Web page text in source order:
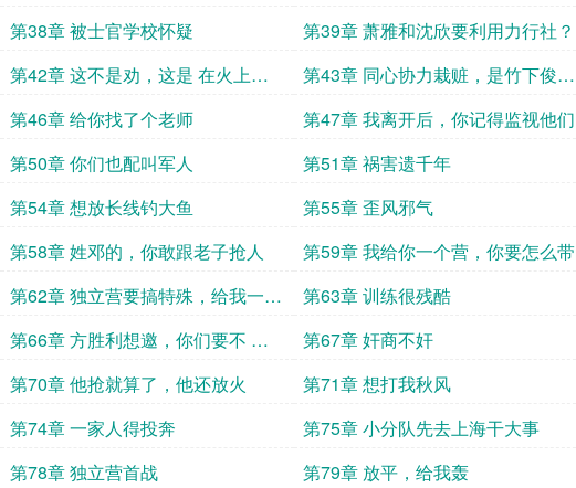
代价的
第38章 被士官学校怀疑 第39章 萧雅和沈欣要利用力行社？
第42章 这不是劝，这是 在火上浇
油
第43章 同心协力栽赃，是竹下俊先
动手的
第46章 给你找了个老师 第47章 我离开后，你记得监视他们
第50章 你们也配叫军人 第51章 祸害遗千年
第54章 想放长线钓大鱼 第55章 歪风邪气
第58章 姓邓的，你敢跟老子抢人 第59章 我给你一个营，你要怎么带
第62章 独立营要搞特殊，给我一个
理由
第63章 训练很残酷
第66章 方胜利想邀，你们要不 留
下
第67章 奸商不奸
第70章 他抢就算了，他还放火 第71章 想打我秋风
第74章 一家人得投奔 第75章 小分队先去上海干大事
第78章 独立营首战 第79章 放平，给我轰